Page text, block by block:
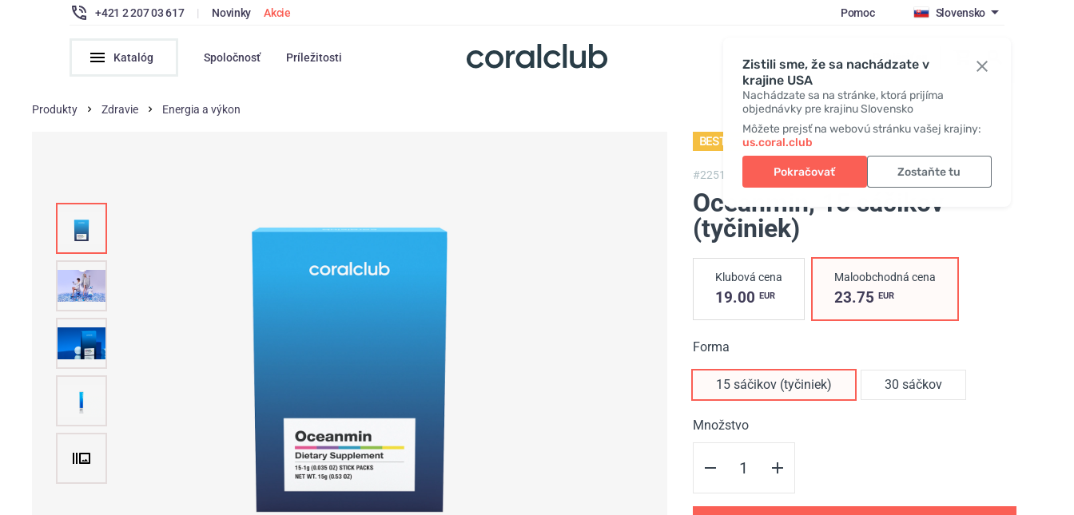
Zistili sme, že sa nachádzate v
krajine USA
Nachádzate sa na stránke, ktorá prijíma
objednávky pre krajinu Slovensko
Môžete prejsť na webovú stránku vašej krajiny:
us.coral.club
Pokračovať Zostaňte tu
+421 2 207 03 617 | Novinky Akcie Pomoc Slovensko
Katalóg Spoločnosť Príležitosti Prihlásiť sa
Produkty Zdravie Energia a výkon
BESTSELLER
#225115, Oceanmin
Oceanmin, 15 sáčikov
(tyčiniek)
Klubová cena
19.00 EUR
Maloobchodná cena
23.75 EUR
Forma
15 sáčikov (tyčiniek) 30 sáčkov
Množstvo